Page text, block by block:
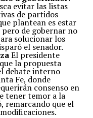
evitar las listas
de partidos
plantean es estar
de gobernar no
solucionar los
el senador.
El presidente
la propuesta
debate interno
Fe, donde
consenso en
tener temor a la
remarcando que el